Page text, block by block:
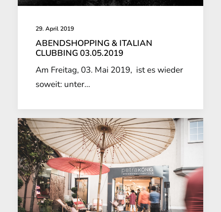
29. April 2019
ABENDSHOPPING & ITALIAN
CLUBBING 03.05.2019
Am Freitag, 03. Mai 2019, ist es wieder
soweit: unter…